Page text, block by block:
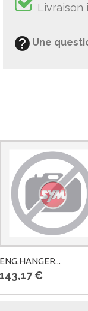
Livraison
Une
ENG.HANGER...
143,17 €